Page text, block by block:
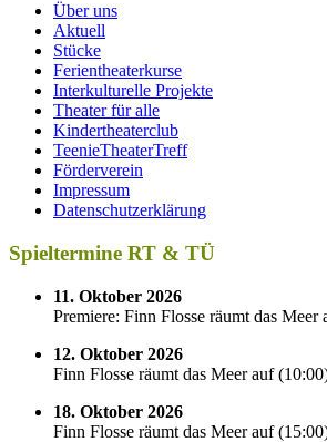
Über uns
Aktuell
Stücke
Ferientheaterkurse
Interkulturelle Projekte
Theater für alle
Kindertheaterclub
TeenieTheaterTreff
Förderverein
Impressum
Datenschutzerklärung
Spieltermine RT & TÜ
11. Oktober 2026
Premiere: Finn Flosse räumt das Meer
12. Oktober 2026
Finn Flosse räumt das Meer auf(10:00
18. Oktober 2026
Finn Flosse räumt das Meer auf(15:00